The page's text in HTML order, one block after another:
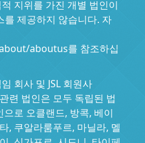
지위를 가진 개별 법인이
를 제공하지 않습니다. 자
aboutus를 참조하십
회사 및 JSL 회원사
련 법인은 모두 독립된 법
로 오클랜드, 방콕, 베이
, 쿠알라룸푸르, 마닐라, 멜